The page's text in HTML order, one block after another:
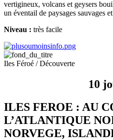
vertigineux, volcans et geysers
un éventail de paysages sauvages
Niveau : très facile
Iles Féroé / Découverte
10
ILES FEROE : AU
L’ATLANTIQUE
NORVEGE,